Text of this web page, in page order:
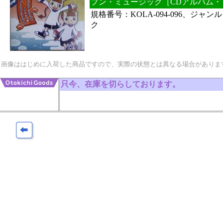
プン・ミュージック［CDアルバム
規格番号：KOLA-094-096、ジャン
ク
画像ははじめに入荷した商品ですので、実際の状態とは異なる場合があり
只今、在庫を切らしております。